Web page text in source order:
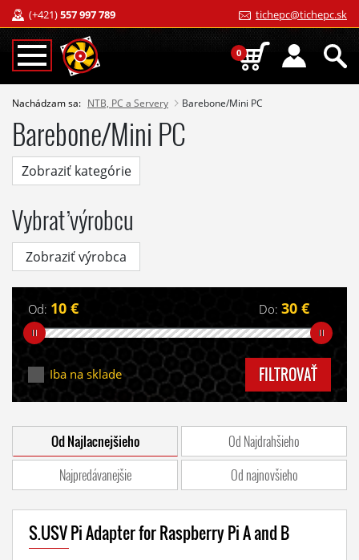
(+421)557 997 789 tichepc@tichepc.sk
0
Nachádzam sa: NTB, PC a Servery Barebone/Mini PC
Barebone/Mini PC
Zobraziť kategórie
Vybrať výrobcu
Zobraziť výrobca
Od: 10 € Do: 30 €
Iba na sklade FILTROVAŤ
Od Najlacnejšieho
Od Najdrahšieho
Najpredávanejšie
Od najnovšieho
S.USV Pi Adapter for Raspberry Pi A and B